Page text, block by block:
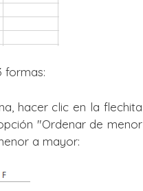
formas:
hacer clic en la flechita
"Ordenar de menor
a mayor: